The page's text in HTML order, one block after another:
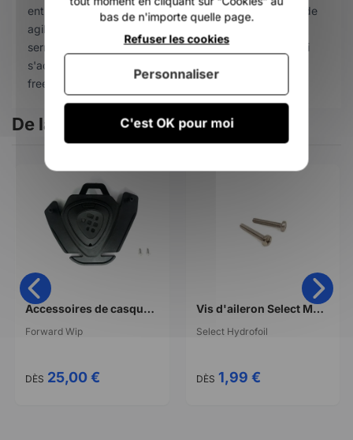
entre la main avant et la main arrière permet une grande
agilité, facilitant aussi bien les sauts que les virages
serrés dans les vagues. C'est une voile polyvalente qui
s'adapte aussi bien au waveriding qu'à une pratique
freewave ou freestyle occasionnelle.
De la même catégorie
Accessoires de casque Forward Wip wiflex pro kit oreilles
Forward Wip
DÈS 25,00 €
Vis d'aileron Select M6 cruciforme inox
Select Hydrofoil
DÈS 1,99 €
bas de n'importe quelle page.
C'est OK pour moi
Refuser les cookies
Personnaliser